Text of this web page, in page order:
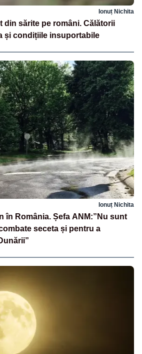
Ionuț Nichita
din sărite pe români. Călătorii
și condițiile insuportabile
Ionuț Nichita
în România. Șefa ANM:”Nu sunt
seceta și pentru a